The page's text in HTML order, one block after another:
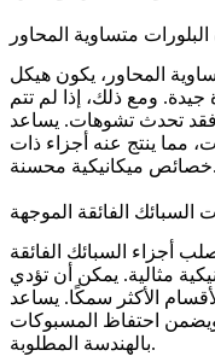
متساوية المحاور
المحاور ، يكون هيكل
جيدة. ومع ذلك، إذا لم تتم
فقد تحدث تشوهات. يساعد
مما ينتج عنه أجزاء ذات
خصائص ميكانيكية محسنة.
السبائك الفائقة الموجهة
أجزاء السبائك الفائقة
مثالية. يمكن أن تؤدي
الأكثر سمكًا. يساعد
احتفاظ المسبوكات
بالهندسة المطلوبة.